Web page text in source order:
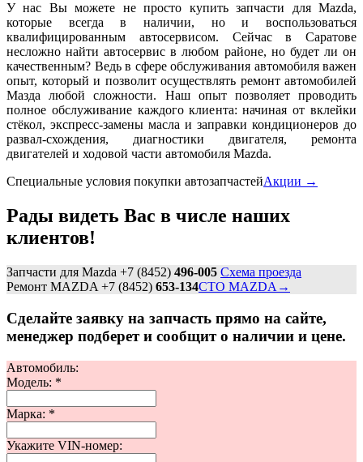
У нас Вы можете не просто купить запчасти для Mazda,
которые всегда в наличии, но и воспользоваться
квалифицированным автосервисом. Сейчас в Саратове
несложно найти автосервис в любом районе, но будет ли он
качественным? Ведь в сфере обслуживания автомобиля важен
опыт, который и позволит осуществлять ремонт автомобилей
Мазда любой сложности. Наш опыт позволяет проводить
полное обслуживание каждого клиента: начиная от вклейки
стёкол, экспресс-замены масла и заправки кондиционеров до
развал-схождения, диагностики двигателя, ремонта
двигателей и ходовой части автомобиля Mazda.
Cпециальные условия покупки автозапчастейАкции →
Рады видеть Вас в числе наших
клиентов!
Запчасти для Mazda +7 (8452) 496-005 Схема проезда
Ремонт MAZDA +7 (8452) 653-134СТО MAZDA→
Сделайте заявку на запчасть прямо на сайте,
менеджер подберет и сообщит о наличии и цене.
Автомобиль:
Модель: *
Марка: *
Укажите VIN-номер: